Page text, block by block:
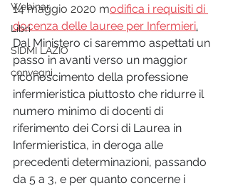
Webinar
Libri
SIDMI LAZIO
convegni
14 maggio 2020 modifica i requisiti di
docenza delle lauree per Infermieri.
Dal Ministero ci saremmo aspettati un
passo in avanti verso un maggior
riconoscimento della professione
infermieristica piuttosto che ridurre il
numero minimo di docenti di
riferimento dei Corsi di Laurea in
Infermieristica, in deroga alle
precedenti determinazioni, passando
da 5 a 3, e per quanto concerne i